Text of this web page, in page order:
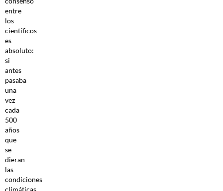
entre
los
científicos
es
absoluto:
si
antes
pasaba
una
vez
cada
500
años
que
se
dieran
las
condiciones